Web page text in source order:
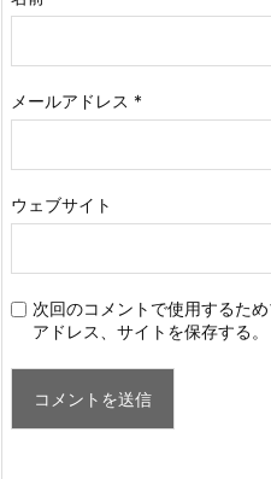
メールアドレス *
ウェブサイト
次回のコメントで使用するた
アドレス、サイトを保存する。